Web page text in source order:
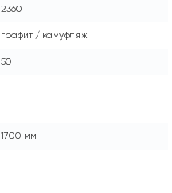
2360
графит / камуфляж
50
1700 мм